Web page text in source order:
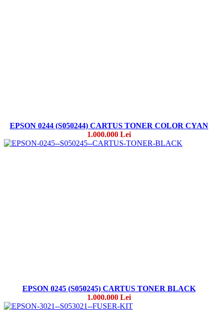
EPSON 0244 (S050244) CARTUS TONER COLOR CYAN
1.000.000 Lei
EPSON 0245 (S050245) CARTUS TONER BLACK
1.000.000 Lei